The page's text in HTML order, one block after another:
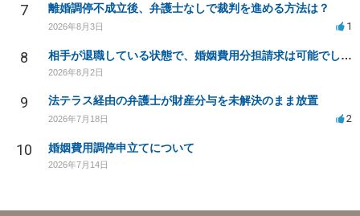
7 離婚調停不成立後、弁護士なしで裁判を進める方法は？
2026年8月3日 1
8 相手が退職している状態で、婚姻費用分担請求は可能でしょうか？
2026年8月2日
9 法テラス経由の弁護士が財産分与を未解決のまま放置
2026年7月18日 2
10 婚姻費用調停申立てについて
2026年7月14日